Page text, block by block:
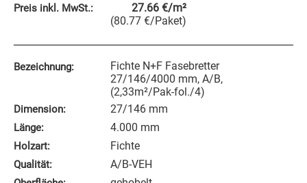
Preis inkl. MwSt.: 27.66 €/m²
(80.77 €/Paket)
Bezeichnung:
Fichte N+F Fasebretter
27/146/4000 mm, A/B,
(2,33m²/Pak-fol./4)
Dimension: 27/146 mm
Länge: 4.000 mm
Holzart: Fichte
Qualität: A/B-VEH